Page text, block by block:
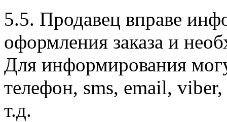
5.5. Продавец вправе
оформления заказа и
Для информирования
телефон, sms, email,
т.д.